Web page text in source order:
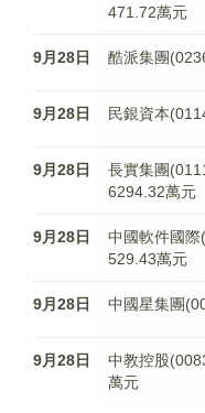
471.72萬元
9月28日 酷派集團
9月28日 民銀資本
9月28日
長實集團
6294.32萬元
9月28日
中國軟件國
529.43萬元
9月28日 中國星集團
9月28日
中教控股
萬元